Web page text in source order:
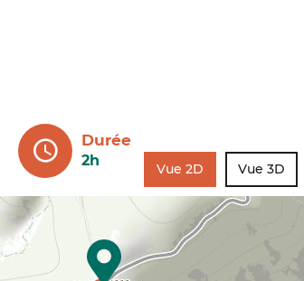
Durée
2h Vue 2D Vue 3D